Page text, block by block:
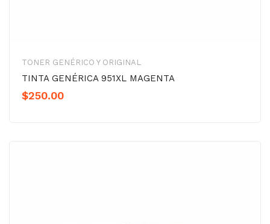
TONER GENÉRICO Y ORIGINAL
TINTA GENÉRICA 951XL MAGENTA
$250.00